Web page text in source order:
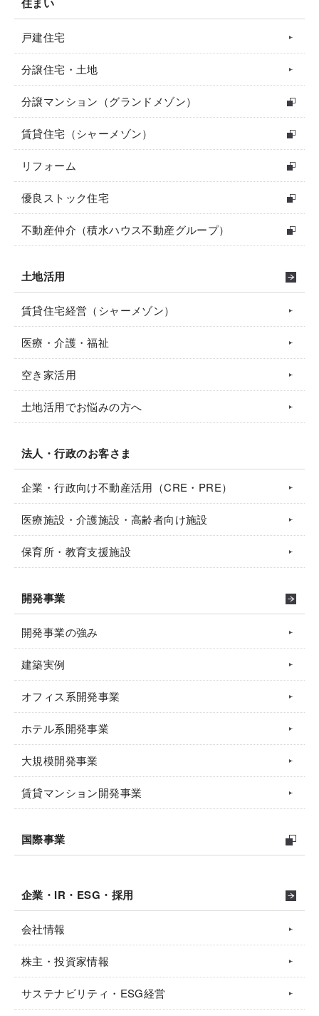
戸建住宅
分譲住宅・土地
分譲マンション（グランドメゾン）
賃貸住宅（シャーメゾン）
リフォーム
優良ストック住宅
不動産仲介（積水ハウス不動産グループ）
土地活用
賃貸住宅経営（シャーメゾン）
医療・介護・福祉
空き家活用
土地活用でお悩みの方へ
法人・行政のお客さま
企業・行政向け不動産活用（CRE・PRE）
医療施設・介護施設・高齢者向け施設
保育所・教育支援施設
開発事業
開発事業の強み
建築実例
オフィス系開発事業
ホテル系開発事業
大規模開発事業
賃貸マンション開発事業
国際事業
企業・IR・ESG・採用
会社情報
株主・投資家情報
サステナビリティ・ESG経営